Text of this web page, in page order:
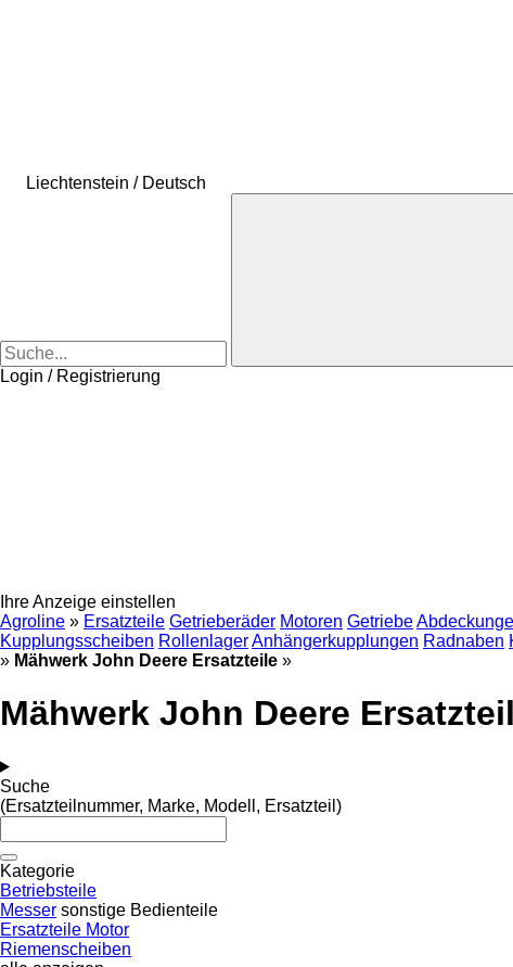
Liechtenstein / Deutsch
Login / Registrierung
Ihre Anzeige einstellen
Agroline » Ersatzteile Getrieberäder Motoren Getriebe
Kupplungsscheiben RollenlagerAnhängerkupplungen Radnaben
» Mähwerk John Deere Ersatzteile »
Mähwerk John Deere
Suche
(Ersatzteilnummer, Marke, Modell, Ersatzteil)
Kategorie
Betriebsteile
Messer sonstige Bedienteile
Ersatzteile Motor
Riemenscheiben